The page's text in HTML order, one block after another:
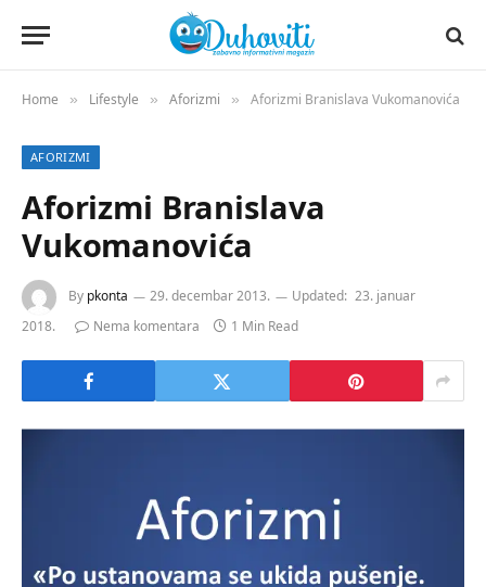
Home » Lifestyle » Aforizmi » Aforizmi Branislava Vukomanovića
AFORIZMI
Aforizmi Branislava
Vukomanovića
By pkonta 29. decembar 2013. Updated: 23. januar
2018.
Nema komentara 1 Min Read